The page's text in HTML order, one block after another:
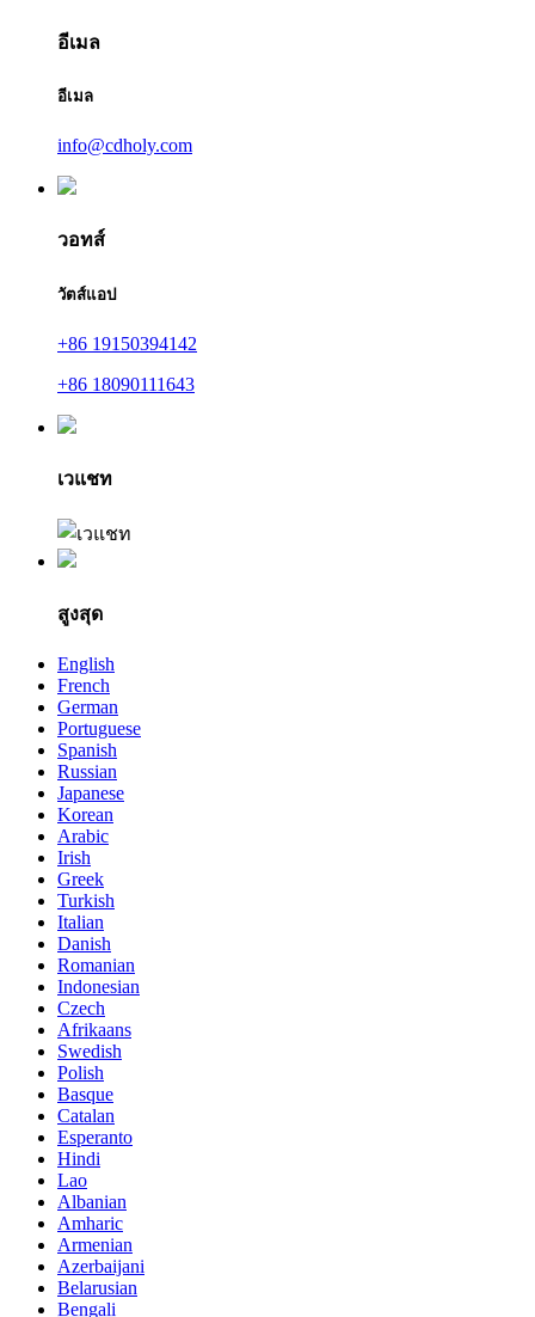
อีเมล
อีเมล
info@cdholy.com
วอทส์
วัตส์แอป
+86 19150394142
+86 18090111643
เวแชท
สูงสุด
English
French
German
Portuguese
Spanish
Russian
Japanese
Korean
Arabic
Irish
Greek
Turkish
Italian
Danish
Romanian
Indonesian
Czech
Afrikaans
Swedish
Polish
Basque
Catalan
Esperanto
Hindi
Lao
Albanian
Amharic
Armenian
Azerbaijani
Belarusian
Bengali